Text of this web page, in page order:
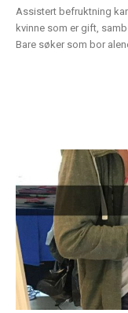
Assistert befruktning
kvinne som er gift,
Bare søker som bor